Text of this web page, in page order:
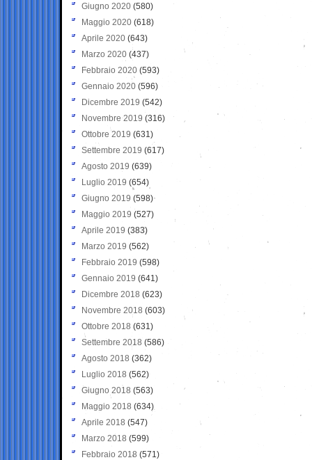
Giugno 2020 (580)
Maggio 2020 (618)
Aprile 2020 (643)
Marzo 2020 (437)
Febbraio 2020 (593)
Gennaio 2020 (596)
Dicembre 2019 (542)
Novembre 2019 (316)
Ottobre 2019 (631)
Settembre 2019 (617)
Agosto 2019 (639)
Luglio 2019 (654)
Giugno 2019 (598)
Maggio 2019 (527)
Aprile 2019 (383)
Marzo 2019 (562)
Febbraio 2019 (598)
Gennaio 2019 (641)
Dicembre 2018 (623)
Novembre 2018 (603)
Ottobre 2018 (631)
Settembre 2018 (586)
Agosto 2018 (362)
Luglio 2018 (562)
Giugno 2018 (563)
Maggio 2018 (634)
Aprile 2018 (547)
Marzo 2018 (599)
Febbraio 2018 (571)